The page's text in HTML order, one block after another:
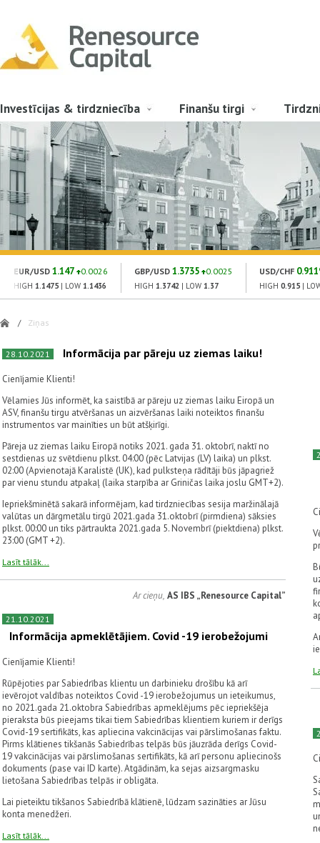
Investīcijas & tirdzniecība Finanšu tirgi
EUR/USD 1.147 0.0026
HIGH 1.1475 | LOW 1.1436
GBP/USD 1.3735 0.0025
HIGH 1.3742 | LOW 1.37
USD/CHF
HIGH 0.915 |
/ Ziņas
28.10.2021 Informācija par pāreju uz ziemas laiku!
Cienījamie Klienti!
Vēlamies Jūs informēt, ka saistībā ar pāreju uz ziemas laiku Eiropā un
ASV, finanšu tirgu atvēršanas un aizvēršanas laiki noteiktos finanšu
instrumentos var mainīties un būt atšķirīgi.
Pāreja uz ziemas laiku Eiropā notiks 2021. gada 31. oktobrī, naktī no
sestdienas uz svētdienu plkst. 04:00 (pēc Latvijas (LV) laika) un plkst.
02:00 (Apvienotajā Karalistē (UK), kad pulksteņa rādītāji būs jāpagriež
par vienu stundu atpakaļ (laika starpība ar Griničas laika joslu GMT+2).
Iepriekšminētā sakarā informējam, kad tirdzniecības sesija maržinālajā
valūtas un dārgmetālu tirgū 2021.gada 31.oktobrī (pirmdiena) sāksies
plkst. 00:00 un tiks pārtraukta 2021.gada 5. Novembrī (piektdiena) plkst.
23:00 (GMT +2).
Lasīt tālāk...
Ar cieņu, AS IBS „Renesource Capital”
21.10.2021
Informācija apmeklētājiem. Covid -19 ierobežojumi
Cienījamie Klienti!
Rūpējoties par Sabiedrības klientu un darbinieku drošību kā arī
ievērojot valdības noteiktos Covid -19 ierobežojumus un ieteikumus,
no 2021.gada 21.oktobra Sabiedrības apmeklējums pēc iepriekšēja
pieraksta būs pieejams tikai tiem Sabiedrības klientiem kuriem ir derīgs
Covid-19 sertifikāts, kas apliecina vakcinācijas vai pārslimošanas faktu.
Pirms klātienes tikšanās Sabiedrības telpās būs jāuzrāda derīgs Covid-
19 vakcinācijas vai pārslimošanas sertifikāts, kā arī personu apliecinošs
dokuments (pase vai ID karte). Atgādinām, ka sejas aizsargmasku
lietošana Sabiedrības telpās ir obligāta.
Lai pieteiktu tikšanos Sabiedrībā klātienē, lūdzam sazināties ar Jūsu
konta menedžeri.
Lasīt tālāk...